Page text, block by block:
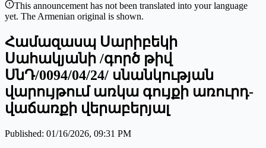
This announcement has not been translated into your language
yet. The Armenian original is shown.
Համազասպ Սարիբեկի
Սահակյանի /գործ թիվ
ՍնԴ/0094/04/24/ սնանկության
վարույթում առկա գույքի առուրդ-
վաճառքի վերաբերյալ
Published: 01/16/2026, 09:31 PM